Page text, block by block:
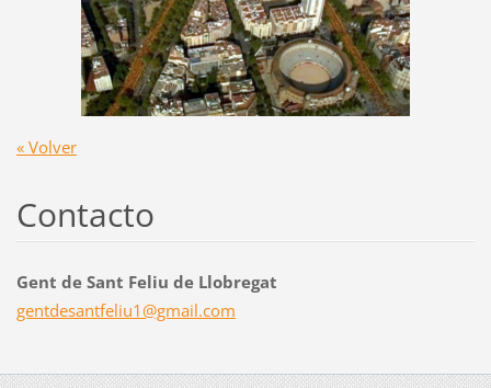
« Volver
Contacto
Gent de Sant Feliu de Llobregat
gentdesantfeliu1@gmail.com